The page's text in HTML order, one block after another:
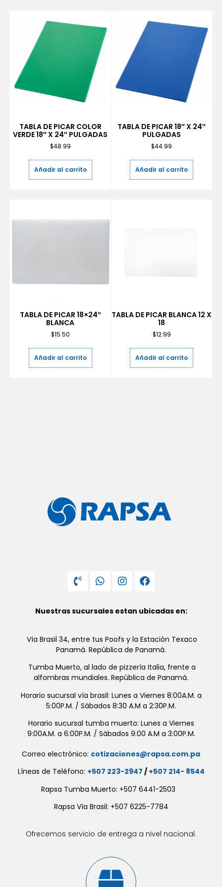
TABLA DE PICAR COLOR
VERDE 18″ X 24″ PULGADAS
$48.99
Añadir al carrito
TABLA DE PICAR 18″ X 24″
PULGADAS
$44.99
Añadir al carrito
TABLA DE PICAR 18×24″
BLANCA
$15.50
Añadir al carrito
TABLA DE PICAR BLANCA 12 X
18
$12.99
Añadir al carrito
Nuestras sucursales estan ubicadas en:
Vía Brasil 34, entre tus Poofs y la Estación Texaco
Panamá. República de Panamá.
Tumba Muerto, al lado de pizzería Italia, frente a
alfombras mundiales. República de Panamá.
Horario sucursal vía brasil: Lunes a Viernes 8:00A.M. a
5:00P.M. / Sábados 8:30 A.M a 2:30P.M.
Horario sucursal tumba muerto: Lunes a Viernes
9:00A.M. a 6:00P.M. / Sábados 9:00 A.M a 3:00P.M.
Correo electrónico: cotizaciones@rapsa.com.pa
Líneas de Teléfono: +507 223-2947 / +507 214- 8544
Rapsa Tumba Muerto: +507 6441-2503
Rapsa Vía Brasil: +507 6225-7784
Ofrecemos servicio de entrega a nivel nacional.